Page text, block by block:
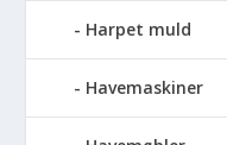
Harpet muld
Havemaskiner